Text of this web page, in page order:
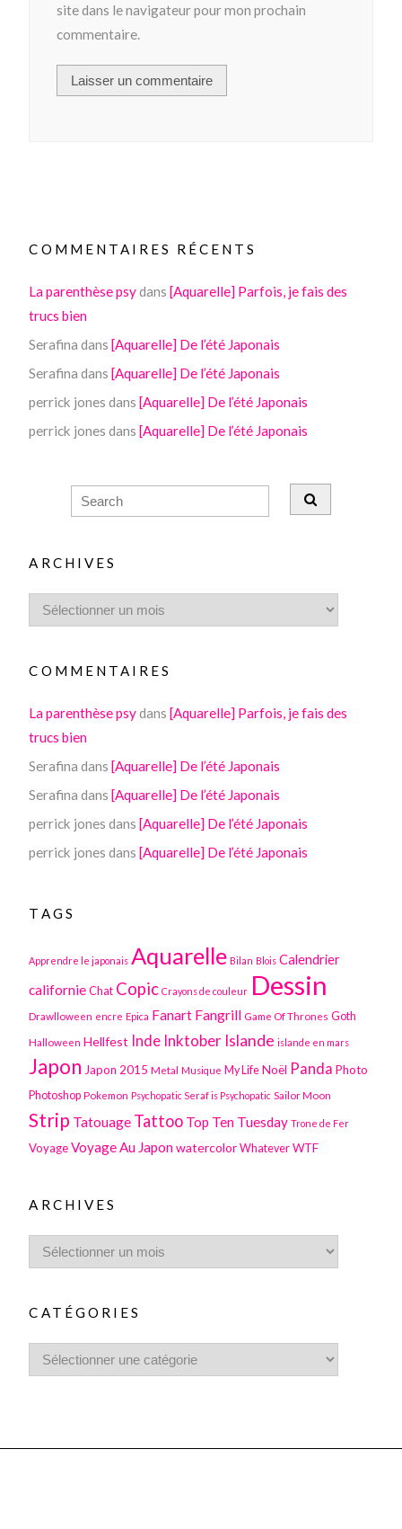
site dans le navigateur pour mon prochain
commentaire.
COMMENTAIRES RÉCENTS
La parenthèse psydans[Aquarelle] Parfois, je fais des
trucs bien
Serafina dans[Aquarelle] De l’été Japonais
Serafina dans[Aquarelle] De l’été Japonais
perrick jones dans[Aquarelle] De l’été Japonais
perrick jones dans[Aquarelle] De l’été Japonais
ARCHIVES
COMMENTAIRES
La parenthèse psydans[Aquarelle] Parfois, je fais des
trucs bien
Serafina dans[Aquarelle] De l’été Japonais
Serafina dans[Aquarelle] De l’été Japonais
perrick jones dans[Aquarelle] De l’été Japonais
perrick jones dans[Aquarelle] De l’été Japonais
TAGS
Apprendre le japonais Aquarelle Bilan Blois Calendrier
californie Chat Copic Crayons de couleur Dessin
Drawlloween encre Epica Fanart Fangrill Game Of Thrones Goth
Halloween Hellfest Inde Inktober Islande islande en mars
Japon Japon 2015 Metal Musique My Life Noël Panda Photo
Photoshop Pokemon Psychopatic Seraf is Psychopatic Sailor Moon
Strip Tatouage Tattoo Top Ten Tuesday Trone de Fer
Voyage Voyage Au Japon watercolor Whatever WTF
ARCHIVES
CATÉGORIES